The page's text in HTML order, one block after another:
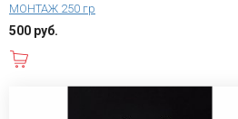
МОНТАЖ 250 гр
500 руб.